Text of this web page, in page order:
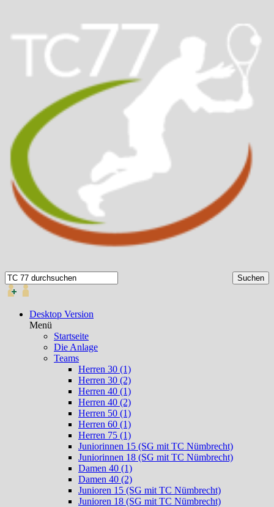
Desktop Version
Menü
Startseite
Die Anlage
Teams
Herren 30 (1)
Herren 30 (2)
Herren 40 (1)
Herren 40 (2)
Herren 50 (1)
Herren 60 (1)
Herren 75 (1)
Juniorinnen 15 (SG mit TC Nümbrecht)
Juniorinnen 18 (SG mit TC Nümbrecht)
Damen 40 (1)
Damen 40 (2)
Junioren 15 (SG mit TC Nümbrecht)
Junioren 18 (SG mit TC Nümbrecht)